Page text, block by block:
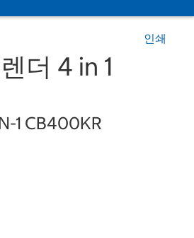
인쇄
더 4 in 1
1 CB400KR